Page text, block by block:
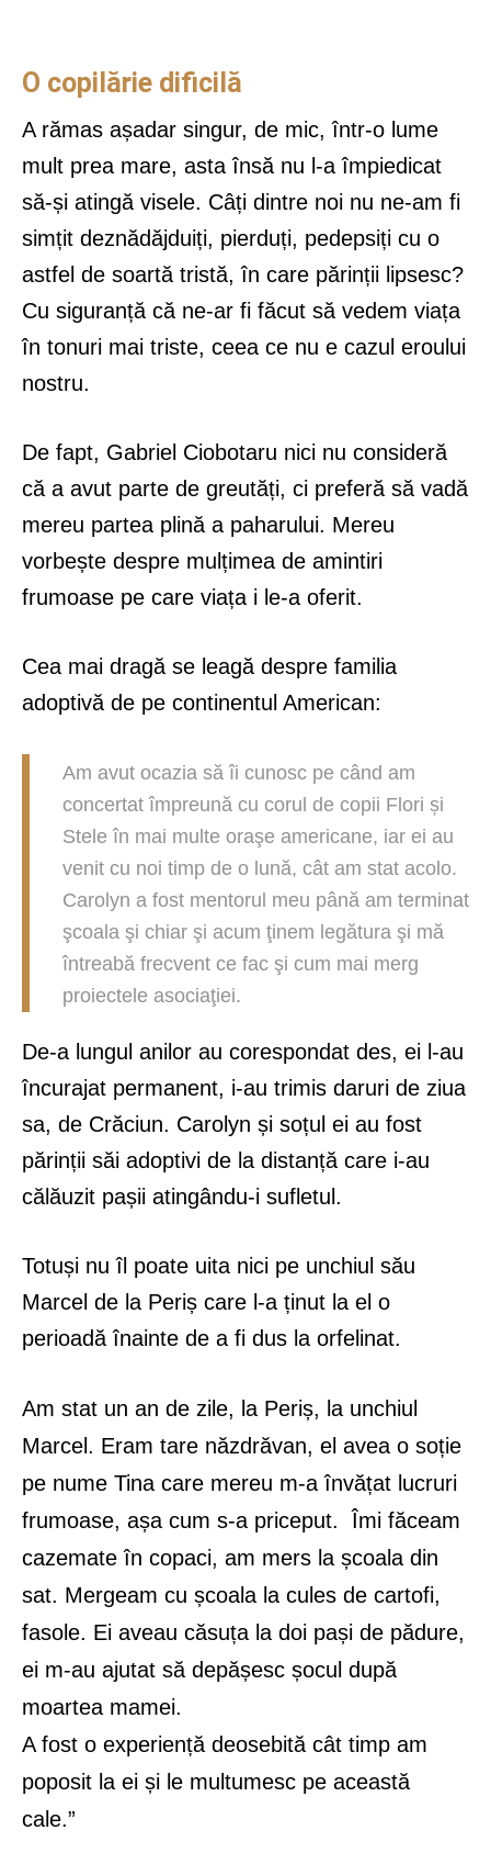
O copilărie dificilă
A rămas așadar singur, de mic, într-o lume
mult prea mare, asta însă nu l-a împiedicat
să-și atingă visele. Câți dintre noi nu ne-am fi
simțit deznădăjduiți, pierduți, pedepsiți cu o
astfel de soartă tristă, în care părinții lipsesc?
Cu siguranță că ne-ar fi făcut să vedem viața
în tonuri mai triste, ceea ce nu e cazul eroului
nostru.
De fapt, Gabriel Ciobotaru nici nu consideră
că a avut parte de greutăți, ci preferă să vadă
mereu partea plină a paharului. Mereu
vorbește despre mulțimea de amintiri
frumoase pe care viața i le-a oferit.
Cea mai dragă se leagă despre familia
adoptivă de pe continentul American:
Am avut ocazia să îi cunosc pe când am
concertat împreună cu corul de copii Flori și
Stele în mai multe oraşe americane, iar ei au
venit cu noi timp de o lună, cât am stat acolo.
Carolyn a fost mentorul meu până am terminat
şcoala şi chiar şi acum ţinem legătura şi mă
întreabă frecvent ce fac şi cum mai merg
proiectele asociaţiei.
De-a lungul anilor au corespondat des, ei l-au
încurajat permanent, i-au trimis daruri de ziua
sa, de Crăciun. Carolyn și soțul ei au fost
părinții săi adoptivi de la distanță care i-au
călăuzit pașii atingându-i sufletul.
Totuși nu îl poate uita nici pe unchiul său
Marcel de la Periș care l-a ținut la el o
perioadă înainte de a fi dus la orfelinat.
Am stat un an de zile, la Periș, la unchiul
Marcel. Eram tare năzdrăvan, el avea o soție
pe nume Tina care mereu m-a învățat lucruri
frumoase, așa cum s-a priceput. Îmi făceam
cazemate în copaci, am mers la școala din
sat. Mergeam cu școala la cules de cartofi,
fasole. Ei aveau căsuța la doi pași de pădure,
ei m-au ajutat să depășesc șocul după
moartea mamei.
A fost o experiență deosebită cât timp am
poposit la ei și le multumesc pe această
cale.”